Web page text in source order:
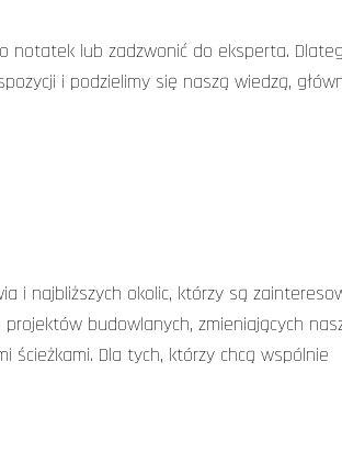
notatek lub zadzwonić do eksperta.
i podzielimy się naszą wiedzą,
i najbliższych okolic, którzy są
budowlanych, zmieniających
Dla tych, którzy chcą wspólnie